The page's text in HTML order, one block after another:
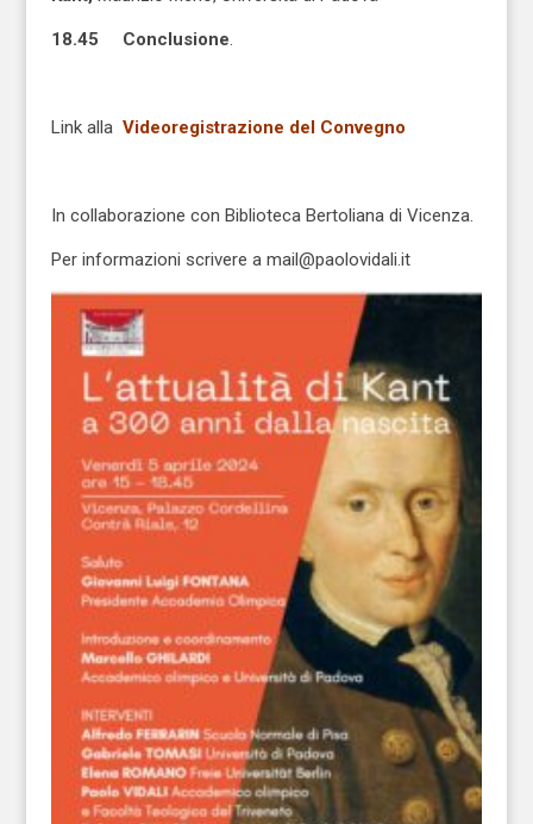
18.45 Conclusione.
Link alla Videoregistrazione del Convegno
In collaborazione con Biblioteca Bertoliana di Vicenza.
Per informazioni scrivere a mail@paolovidali.it